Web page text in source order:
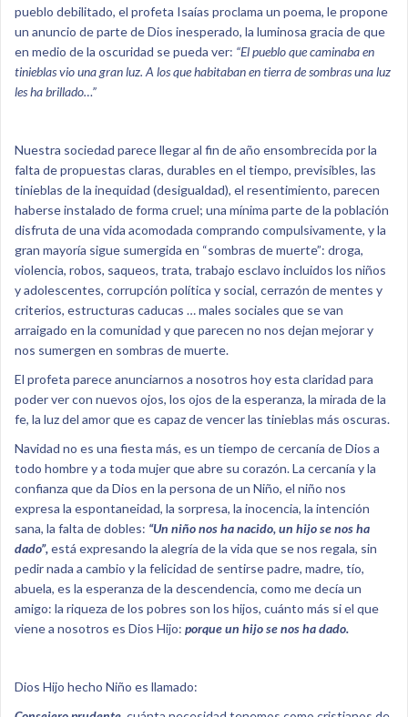
pueblo debilitado, el profeta Isaías proclama un poema, le propone
un anuncio de parte de Dios inesperado, la luminosa gracia de que
en medio de la oscuridad se pueda ver: “El pueblo que caminaba en
tinieblas vio una gran luz. A los que habitaban en tierra de sombras una luz
les ha brillado…”
Nuestra sociedad parece llegar al fin de año ensombrecida por la
falta de propuestas claras, durables en el tiempo, previsibles, las
tinieblas de la inequidad (desigualdad), el resentimiento, parecen
haberse instalado de forma cruel; una mínima parte de la población
disfruta de una vida acomodada comprando compulsivamente, y la
gran mayoría sigue sumergida en “sombras de muerte”: droga,
violencia, robos, saqueos, trata, trabajo esclavo incluidos los niños
y adolescentes, corrupción política y social, cerrazón de mentes y
criterios, estructuras caducas … males sociales que se van
arraigado en la comunidad y que parecen no nos dejan mejorar y
nos sumergen en sombras de muerte.
El profeta parece anunciarnos a nosotros hoy esta claridad para
poder ver con nuevos ojos, los ojos de la esperanza, la mirada de la
fe, la luz del amor que es capaz de vencer las tinieblas más oscuras.
Navidad no es una fiesta más, es un tiempo de cercanía de Dios a
todo hombre y a toda mujer que abre su corazón. La cercanía y la
confianza que da Dios en la persona de un Niño, el niño nos
expresa la espontaneidad, la sorpresa, la inocencia, la intención
sana, la falta de dobles: “Un niño nos ha nacido, un hijo se nos ha
dado”,está expresando la alegría de la vida que se nos regala, sin
pedir nada a cambio y la felicidad de sentirse padre, madre, tío,
abuela, es la esperanza de la descendencia, como me decía un
amigo: la riqueza de los pobres son los hijos, cuánto más si el que
viene a nosotros es Dios Hijo: porque un hijo se nos ha dado.
Dios Hijo hecho Niño es llamado: